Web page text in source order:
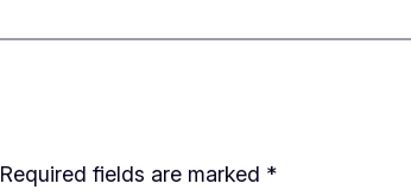
Required fields are marked *